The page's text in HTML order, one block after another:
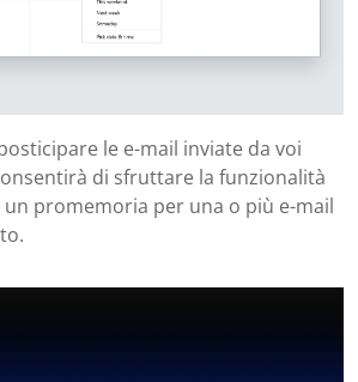
le e-mail inviate da voi
di sfruttare la funzionalità
promemoria per una o più e-mail